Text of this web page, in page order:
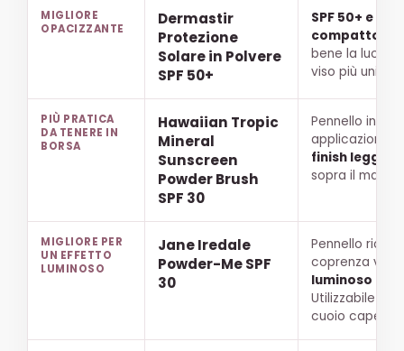
MIGLIORE
OPACIZZANTE
Dermastir
Protezione
Solare in Polvere
SPF 50+
SPF 50+ e
compatto.
bene la
viso più
PIÙ PRATICA
DA TENERE IN
BORSA
Hawaiian Tropic
Mineral
Sunscreen
Powder Brush
SPF 30
Pennello
applicazione
finish
sopra il make-
MIGLIORE PER
UN EFFETTO
LUMINOSO
Jane Iredale
Powder-Me SPF
30
Pennello
coprenza
luminoso e
Utilizzabile
cuoio